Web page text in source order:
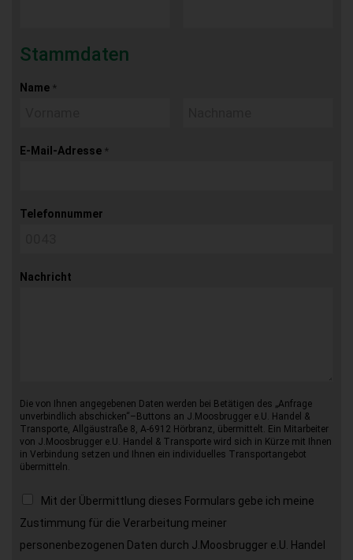
Stammdaten
Name *
E-Mail-Adresse *
Telefonnummer
Nachricht
Die von Ihnen angegebenen Daten werden bei Betätigen des „Anfrage
unverbindlich abschicken“–Buttons an J.Moosbrugger e.U. Handel &
Transporte, Allgäustraße 8, A-6912 Hörbranz, übermittelt. Ein Mitarbeiter
von J.Moosbrugger e.U. Handel & Transporte wird sich in Kürze mit Ihnen
in Verbindung setzen und Ihnen ein individuelles Transportangebot
übermitteln.
Mit der Übermittlung dieses Formulars gebe ich meine
Zustimmung für die Verarbeitung meiner
personenbezogenen Daten durch J.Moosbrugger e.U. Handel